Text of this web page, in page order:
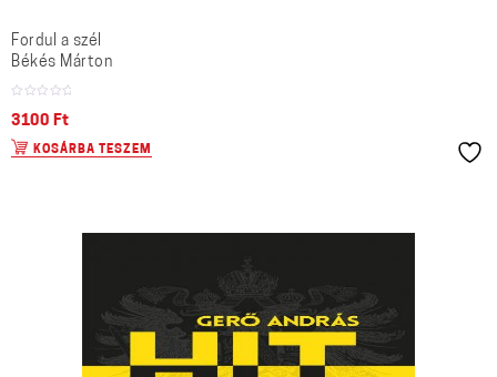
Fordul a szél
Békés Márton
3100 Ft
KOSÁRBA TESZEM